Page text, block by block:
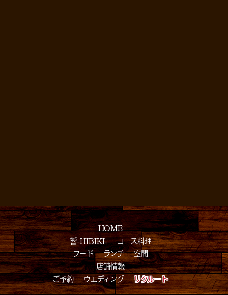
HOME
響-HIBIKI-
コース料理
フード
ランチ
空間
店舗情報
ご予約
ウエディング リクルート